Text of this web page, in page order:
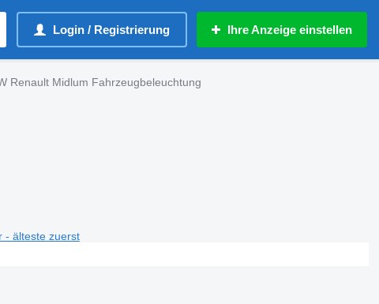
Login / Registrierung Ihre Anzeige einstellen
Renault Midlum Fahrzeugbeleuchtung
- älteste zuerst